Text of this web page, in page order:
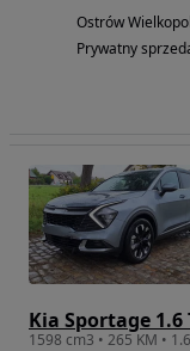
Ostrów
Prywatny
Kia Sportage
1598 cm3 • 265 KM •